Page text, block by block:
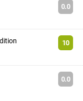
0.0
10
0.0